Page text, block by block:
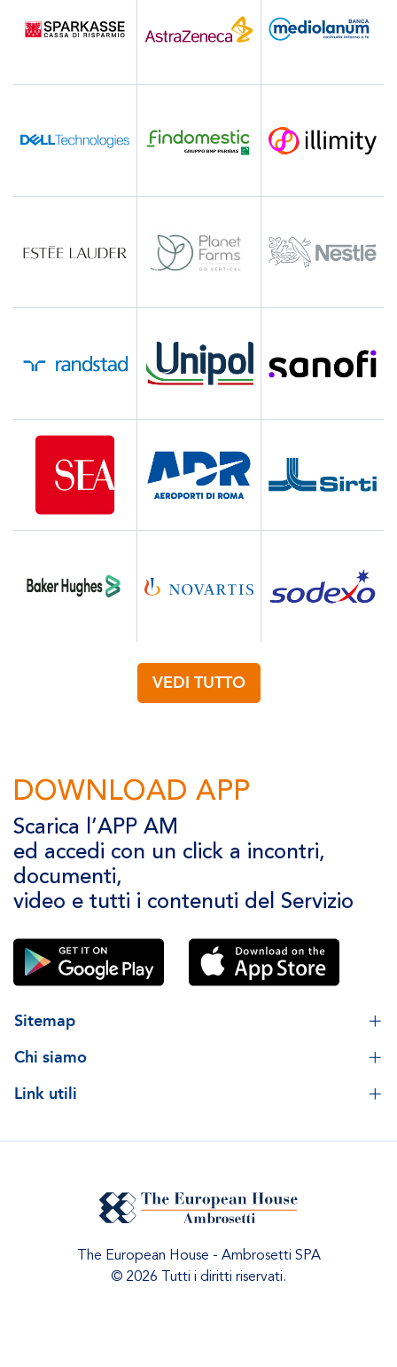
VEDI TUTTO
DOWNLOAD APP
Scarica l’APP AM
ed accedi con un click a incontri,
documenti,
video e tutti i contenuti del Servizio
Sitemap
Chi siamo
Link utili
The European House - Ambrosetti SPA
© 2026 Tutti i diritti riservati.